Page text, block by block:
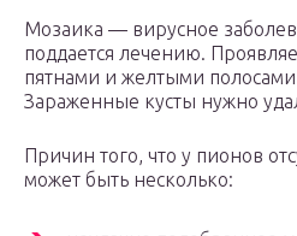
Мозаика — вирусное
поддается лечению.
пятнами и желтыми полосами
Зараженные кусты нужно
Причин того, что у пионов
может быть несколько: